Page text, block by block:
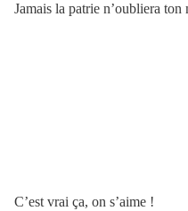
Jamais la patrie n’oubliera ton
C’est vrai ça, on s’aime !